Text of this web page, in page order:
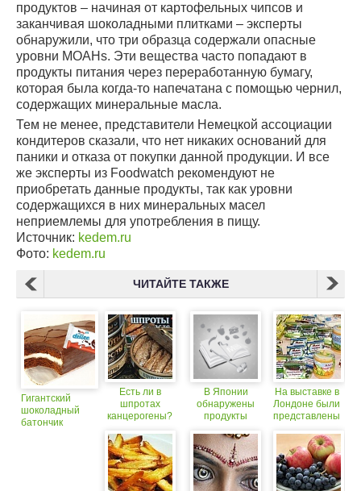
продуктов – начиная от картофельных чипсов и
заканчивая шоколадными плитками – эксперты
обнаружили, что три образца содержали опасные
уровни MOAHs. Эти вещества часто попадают в
продукты питания через переработанную бумагу,
которая была когда-то напечатана с помощью чернил,
содержащих минеральные масла.
Тем не менее, представители Немецкой ассоциации
кондитеров сказали, что нет никаких оснований для
паники и отказа от покупки данной продукции. И все
же эксперты из Foodwatch рекомендуют не
приобретать данные продукты, так как уровни
содержащихся в них минеральных масел
неприемлемы для употребления в пищу.
Источник: kedem.ru
Фото: kedem.ru
ЧИТАЙТЕ ТАКЖЕ
Гигантский
шоколадный
батончик
Есть ли в
шпротах
канцерогены?
экспертизы
В Японии
обнаружены
продукты
уровнем
радиации
На выставке в
Лондоне были
представлены
продукты